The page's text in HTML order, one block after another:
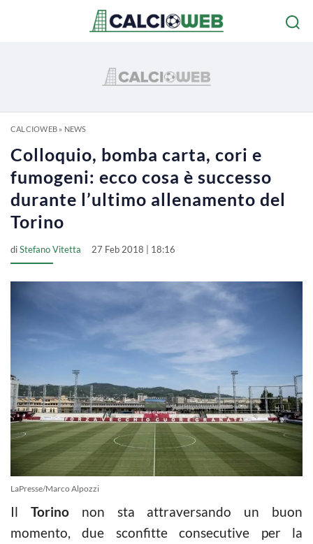
CALCIOWEB» NEWS
Colloquio, bomba carta, cori e
fumogeni: ecco cosa è successo
durante l’ultimo allenamento del
Torino
diStefano Vitetta 27 Feb 2018 | 18:16
LaPresse/Marco Alpozzi
Il Torinonon sta attraversando un buon
momento, due sconfitte consecutive per la